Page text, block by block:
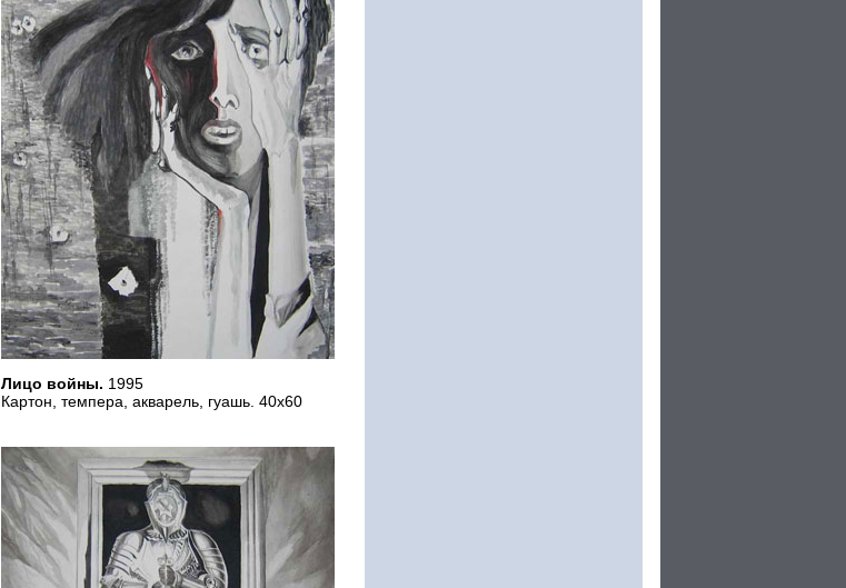
Лицо войны. 1995
Картон, темпера, акварель, гуашь. 40х60